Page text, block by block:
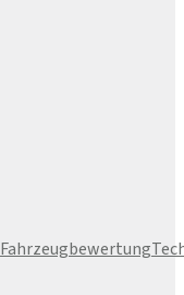
Fahrzeugbewertung